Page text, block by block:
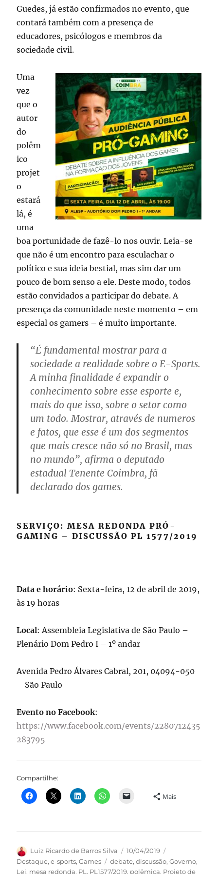
Guedes, já estão confirmados no evento, que
contará também com a presença de
educadores, psicólogos e membros da
sociedade civil.
Uma
vez
que o
autor
do
polêm
ico
projet
o
estará
lá, é
uma
boa portunidade de fazê-lo nos ouvir. Leia-se
que não é um encontro para esculachar o
político e sua ideia bestial, mas sim dar um
pouco de bom senso a ele. Deste modo, todos
estão convidados a participar do debate. A
presença da comunidade neste momento – em
especial os gamers – é muito importante.
“É fundamental mostrar para a
sociedade a realidade sobre o E-Sports.
A minha finalidade é expandir o
conhecimento sobre esse esporte e,
mais do que isso, sobre o setor como
um todo. Mostrar, através de numeros
e fatos, que esse é um dos segmentos
que mais cresce não só no Brasil, mas
no mundo”, afirma o deputado
estadual Tenente Coimbra, fã
declarado dos games.
SERVIÇO: MESA REDONDA PRÓ-
GAMING – DISCUSSÃO PL 1577/2019
Data e horário: Sexta-feira, 12 de abril de 2019,
às 19 horas
Local: Assembleia Legislativa de São Paulo –
Plenário Dom Pedro I – 1º andar
Avenida Pedro Álvares Cabral, 201, 04094-050
– São Paulo
Evento no Facebook:
https://www.facebook.com/events/2280712435
283795
Compartilhe:
Mais
Autor
Luiz Ricardo de Barros Silva
Publicado
em
10/04/2019
Destaque,e-sports,Games Tags
debate,discussão,Governo,
Lei, mesa redonda, PL , PL1577/2019, polêmica, Projeto de